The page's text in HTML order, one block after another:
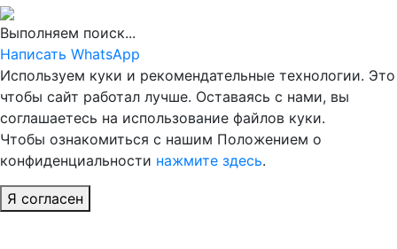
Выполняем поиск...
Написать WhatsApp
Используем куки и рекомендательные технологии. Это
чтобы сайт работал лучше. Оставаясь с нами, вы
соглашаетесь на использование файлов куки.
Чтобы ознакомиться с нашим Положением о
конфиденциальности нажмите здесь.
Я согласен